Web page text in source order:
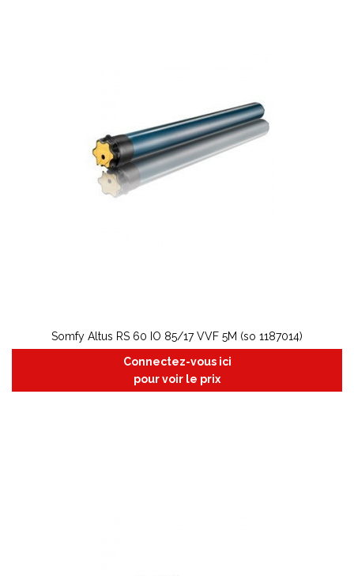
Somfy Altus RS 60 IO 85/17 VVF 5M (so 1187014)
Connectez-vous ici
pour voir le prix